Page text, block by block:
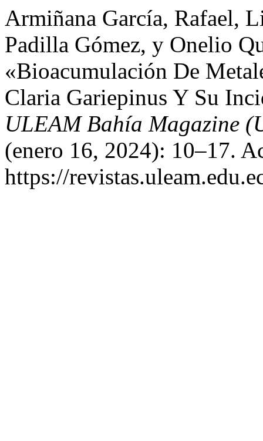
Armiñana García, Rafael,
Padilla Gómez, y Onelio
«Bioacumulación De
Claria Gariepinus Y Su
ULEAM Bahía Magazine
(enero 16, 2024): 10–17.
https://